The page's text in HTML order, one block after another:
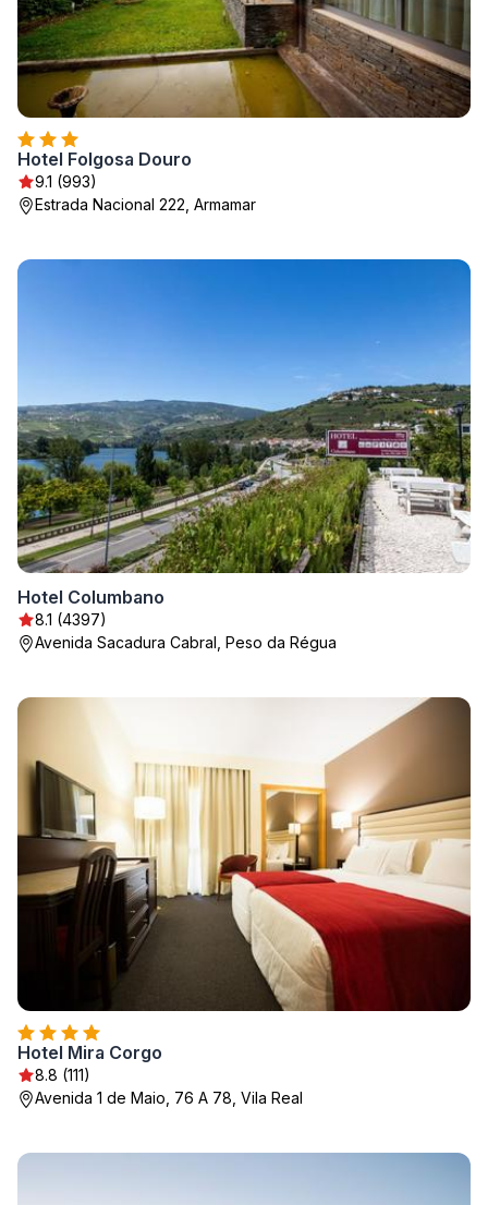
Hotel Folgosa Douro
9.1 (993)
Estrada Nacional 222, Armamar
Hotel Columbano
8.1 (4397)
Avenida Sacadura Cabral, Peso da Régua
Hotel Mira Corgo
8.8 (111)
Avenida 1 de Maio, 76 A 78, Vila Real